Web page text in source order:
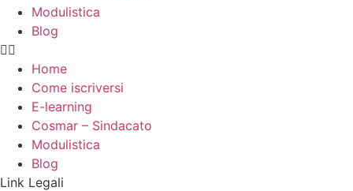
Modulistica
Blog
Home
Come iscriversi
E-learning
Cosmar – Sindacato
Modulistica
Blog
Link Legali